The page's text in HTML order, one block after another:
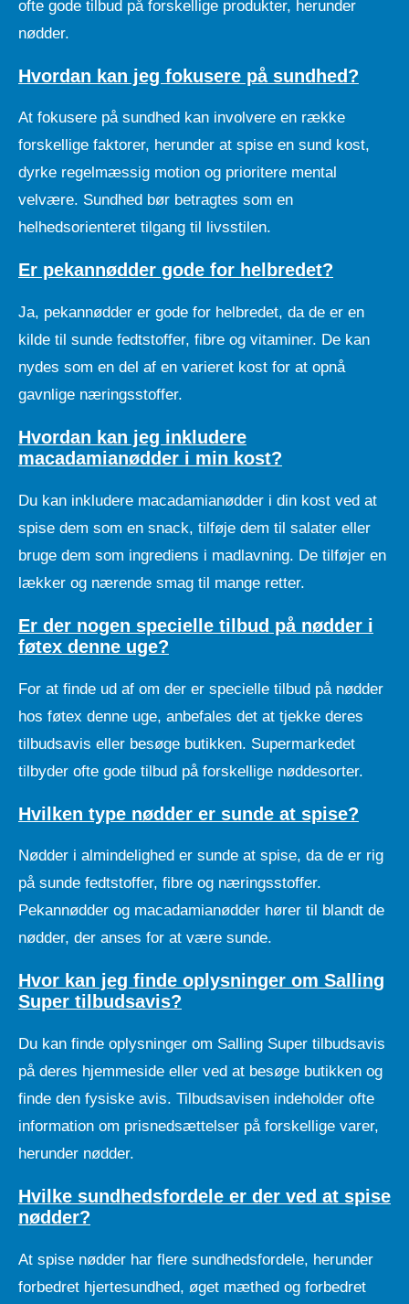
ofte gode tilbud på forskellige produkter, herunder
nødder.
Hvordan kan jeg fokusere på sundhed?
At fokusere på sundhed kan involvere en række
forskellige faktorer, herunder at spise en sund kost,
dyrke regelmæssig motion og prioritere mental
velvære. Sundhed bør betragtes som en
helhedsorienteret tilgang til livsstilen.
Er pekannødder gode for helbredet?
Ja, pekannødder er gode for helbredet, da de er en
kilde til sunde fedtstoffer, fibre og vitaminer. De kan
nydes som en del af en varieret kost for at opnå
gavnlige næringsstoffer.
Hvordan kan jeg inkludere
macadamianødder i min kost?
Du kan inkludere macadamianødder i din kost ved at
spise dem som en snack, tilføje dem til salater eller
bruge dem som ingrediens i madlavning. De tilføjer en
lækker og nærende smag til mange retter.
Er der nogen specielle tilbud på nødder i
føtex denne uge?
For at finde ud af om der er specielle tilbud på nødder
hos føtex denne uge, anbefales det at tjekke deres
tilbudsavis eller besøge butikken. Supermarkedet
tilbyder ofte gode tilbud på forskellige nøddesorter.
Hvilken type nødder er sunde at spise?
Nødder i almindelighed er sunde at spise, da de er rig
på sunde fedtstoffer, fibre og næringsstoffer.
Pekannødder og macadamianødder hører til blandt de
nødder, der anses for at være sunde.
Hvor kan jeg finde oplysninger om Salling
Super tilbudsavis?
Du kan finde oplysninger om Salling Super tilbudsavis
på deres hjemmeside eller ved at besøge butikken og
finde den fysiske avis. Tilbudsavisen indeholder ofte
information om prisnedsættelser på forskellige varer,
herunder nødder.
Hvilke sundhedsfordele er der ved at spise
nødder?
At spise nødder har flere sundhedsfordele, herunder
forbedret hjertesundhed, øget mæthed og forbedret